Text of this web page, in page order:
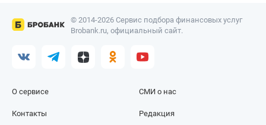
© 2014-2026 Сервис подбора финансовых услуг
Brobank.ru, официальный сайт.
О сервисе
Контакты
СМИ о нас
Редакция